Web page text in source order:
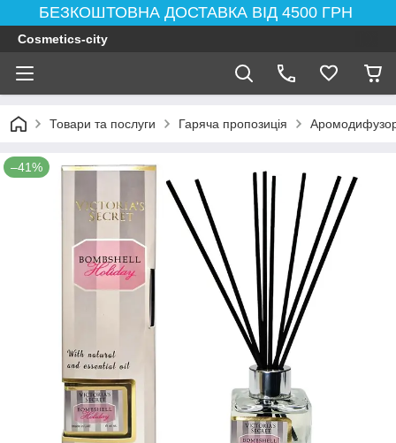
БЕЗКОШТОВНА ДОСТАВКА ВІД 4500 ГРН
Cosmetics-city
Товари та послуги Гаряча пропозиція
–41%